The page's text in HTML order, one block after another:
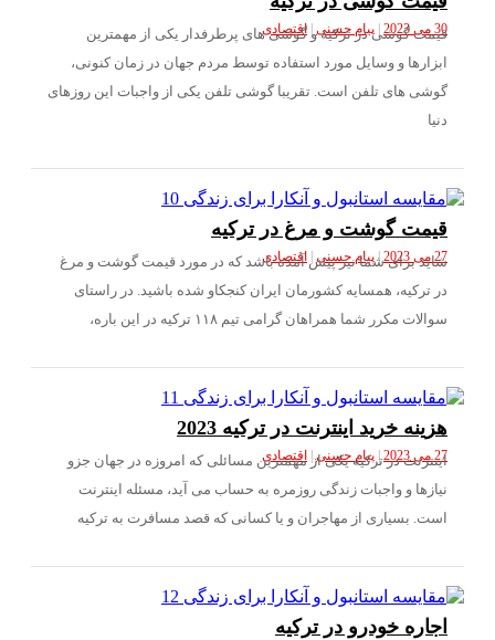
| پیام حسنی اقتصادی
گوشی در ترکیه و گوشی های پرطرفدار یکی از مهمترین
و وسایل مورد استفاده توسط مردم جهان در زمان کنونی،
های تلفن است. تقریبا گوشی تلفن یکی از واجبات این روزهای
گوشت و مرغ در ترکیه
| پیام حسنی | اقتصادی
برای شما نیز پیش آمده باشد که در مورد قیمت گوشت و مرغ
همسایه کشورمان ایران کنجکاو شده باشید. در راستای
مکرر شما همراهان گرامی تیم ۱۱۸ ترکیه در این باره،
خرید اینترنت در ترکیه 2023
| پیام حسنی اقتصادی
در ترکیه یکی از مهمترین مسائلی که امروزه در جهان جزو
و واجبات زندگی روزمره به حساب می آید، مسئله اینترنت
بسیاری از مهاجران و یا کسانی که قصد مسافرت به ترکیه
خودرو در ترکیه